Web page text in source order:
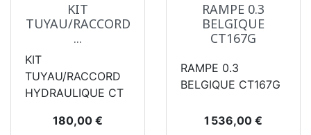
KIT
TUYAU/RACCORD
...
KIT
TUYAU/RACCORD
HYDRAULIQUE CT
Prix
180,00 €
RAMPE 0.3
BELGIQUE
CT167G
RAMPE 0.3
BELGIQUE CT167G
Prix
1 536,00 €